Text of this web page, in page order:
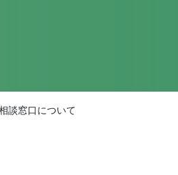
談窓口について